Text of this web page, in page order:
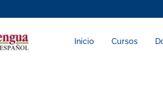
Inicio Cursos